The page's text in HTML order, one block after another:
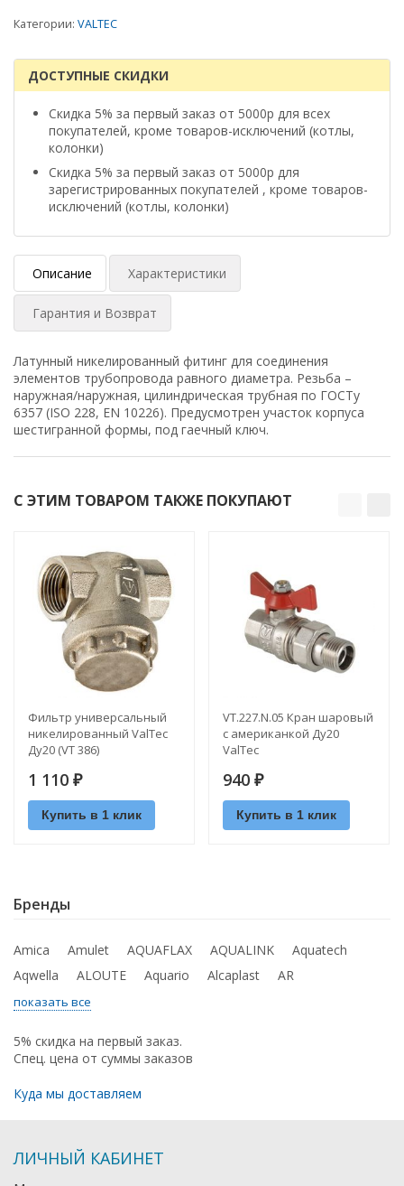
Категории: VALTEC
ДОСТУПНЫЕ СКИДКИ
Скидка 5% за первый заказ от 5000р для всех
покупателей, кроме товаров-исключений (котлы,
колонки)
Скидка 5% за первый заказ от 5000р для
зарегистрированных покупателей , кроме товаров-
исключений (котлы, колонки)
Описание Характеристики
Гарантия и Возврат
Латунный никелированный фитинг для соединения
элементов трубопровода равного диаметра. Резьба –
наружная/наружная, цилиндрическая трубная по ГОСТу
6357 (ISO 228, EN 10226). Предусмотрен участок корпуса
шестигранной формы, под гаечный ключ.
С ЭТИМ ТОВАРОМ ТАКЖЕ ПОКУПАЮТ
Фильтр универсальный
никелированный ValTec
Ду20 (VT 386)
1 110 ₽
Купить в 1 клик
VT.227.N.05 Кран шаровый
с американкой Ду20
ValTec
940 ₽
Купить в 1 клик
Бренды
Amica Amulet AQUAFLAX AQUALINK
Aquatech
Aqwella
ALOUTE Aquario Alcaplast AR
показать все
5% скидка на первый заказ.
Спец. цена от суммы заказов
Куда мы доставляем
ЛИЧНЫЙ КАБИНЕТ